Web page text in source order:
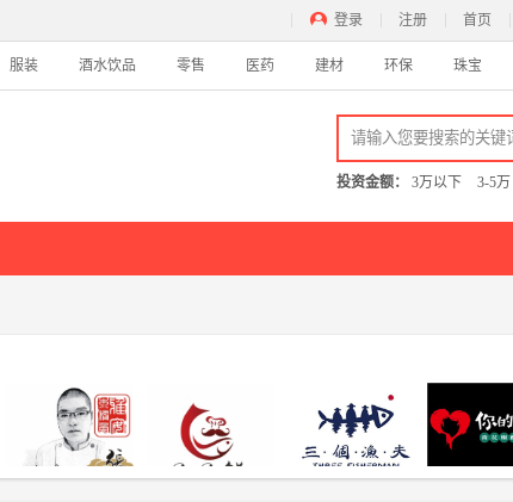
登录 注册 首页
卤味熟食 外卖便当 猪蹄
休闲
零售
服装 酒水饮品 零售 医药 建材 环保 珠宝
投资金额： 3万以下 3-5万
雅安张记木桶鱼 尾尾鲜酸菜鱼 三个渔夫老坛酸菜鱼 你的心跳